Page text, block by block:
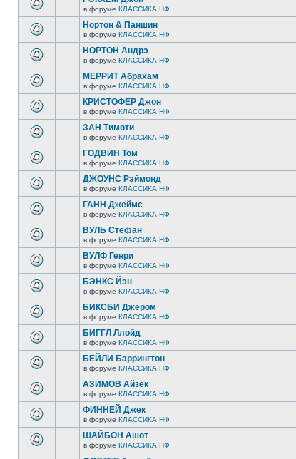
в форуме КЛАССИКА НФ
Нортон & Паншин
в форуме КЛАССИКА НФ
НОРТОН Андрэ
в форуме КЛАССИКА НФ
МЕРРИТ Абрахам
в форуме КЛАССИКА НФ
КРИСТОФЕР Джон
в форуме КЛАССИКА НФ
ЗАН Тимоти
в форуме КЛАССИКА НФ
ГОДВИН Том
в форуме КЛАССИКА НФ
ДЖОУНС Рэймонд
в форуме КЛАССИКА НФ
ГАНН Джеймс
в форуме КЛАССИКА НФ
ВУЛЬ Стефан
в форуме КЛАССИКА НФ
ВУЛФ Генри
в форуме КЛАССИКА НФ
БЭНКС Йэн
в форуме КЛАССИКА НФ
БИКСБИ Джером
в форуме КЛАССИКА НФ
БИГГЛ Ллойд
в форуме КЛАССИКА НФ
БЕЙЛИ Баррингтон
в форуме КЛАССИКА НФ
АЗИМОВ Айзек
в форуме КЛАССИКА НФ
ФИННЕЙ Джек
в форуме КЛАССИКА НФ
ШАЙБОН Ашот
в форуме КЛАССИКА НФ